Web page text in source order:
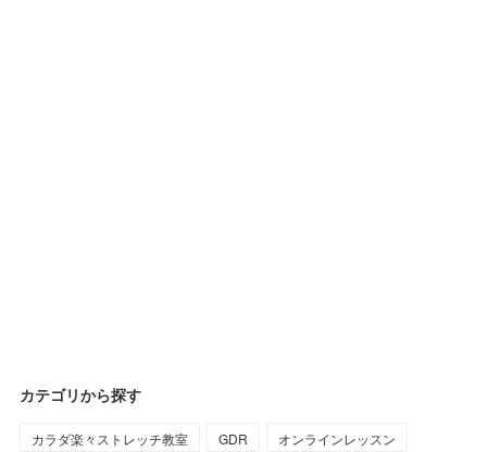
カテゴリから探す
カラダ楽々ストレッチ教室 GDR オンラインレッスン